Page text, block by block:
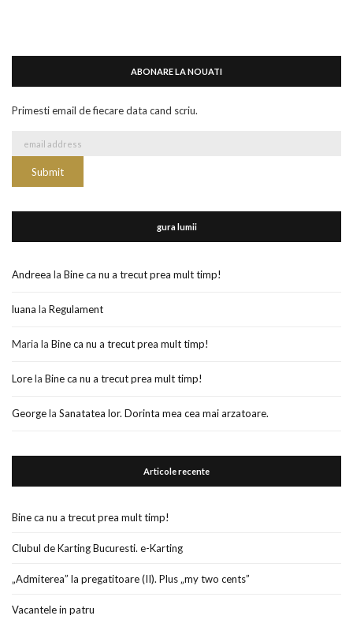
ABONARE LA NOUATI
Primesti email de fiecare data cand scriu.
gura lumii
Andreea la Bine ca nu a trecut prea mult timp!
luana la Regulament
Maria la Bine ca nu a trecut prea mult timp!
Lorela Bine ca nu a trecut prea mult timp!
Georgela Sanatatea lor. Dorinta mea cea mai arzatoare.
Articole recente
Bine ca nu a trecut prea mult timp!
Clubul de Karting Bucuresti. e-Karting
„Admiterea” la pregatitoare (II). Plus „my two cents”
Vacantele in patru